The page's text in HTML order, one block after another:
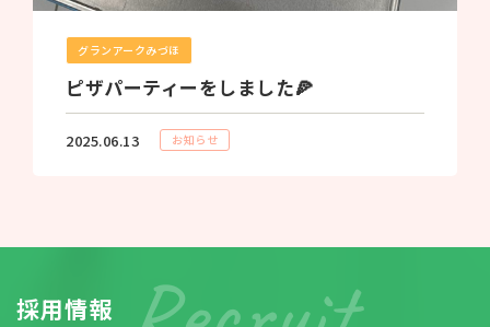
グランアークみづほ
ピザパーティーをしました🍕
2025.06.13 お知らせ
採用情報